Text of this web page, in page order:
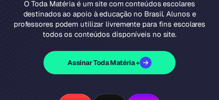
O Toda Matéria é um site com conteúdos escolares
destinados ao apoio à educação no Brasil. Alunos e
professores podem utilizar livremente para fins escolares
todos os conteúdos disponíveis no site.
Assinar Toda Matéria +